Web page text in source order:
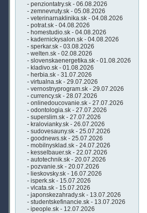
- penziontatry.sk - 06.08.2026
- zemnevruty.sk - 05.08.2026
- veterinarnaklinika.sk - 04.08.2026
- potrat.sk - 04.08.2026
- homestudio.sk - 04.08.2026
- kadernickysalon.sk - 04.08.2026
- sperkar.sk - 03.08.2026
- welten.sk - 02.08.2026
- slovenskaenergetika.sk - 01.08.2026
- kladivo.sk - 01.08.2026
- herbia.sk - 31.07.2026
- virtualna.sk - 29.07.2026
- vernostnyprogram.sk - 29.07.2026
- currency.sk - 28.07.2026
- onlinedoucovanie.sk - 27.07.2026
- odontologia.sk - 27.07.2026
- superslim.sk - 27.07.2026
- kralovianky.sk - 26.07.2026
- sudovesauny.sk - 25.07.2026
- goodnews.sk - 25.07.2026
- mobilnysklad.sk - 24.07.2026
- kesselbauer.sk - 22.07.2026
- autotechnik.sk - 20.07.2026
- pozvanie.sk - 20.07.2026
- lieskovsky.sk - 16.07.2026
- isperk.sk - 15.07.2026
- vlcata.sk - 15.07.2026
- japonskezahrady.sk - 13.07.2026
- studentskefinancie.sk - 13.07.2026
- ipeople.sk - 12.07.2026